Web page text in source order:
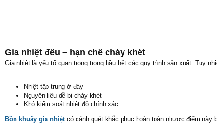
Gia nhiệt đều – hạn chế cháy khét
Gia nhiệt là yếu tố quan trọng trong hầu hết các quy trình sản xuất. Tuy
Nhiệt tập trung ở đáy
Nguyên liệu dễ bị cháy khét
Khó kiểm soát nhiệt độ chính xác
Bồn khuấy gia nhiệt có cánh quét khắc phục hoàn toàn nhược điểm này